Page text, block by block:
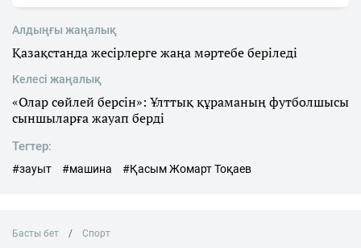
Алдыңғы жаңалық
Қазақстанда жесірлерге жаңа мәртебе беріледі
Келесі жаңалық
«Олар сөйлей берсін»: Ұлттық құраманың футболшысы
сыншыларға жауап берді
Тегтер:
#зауыт #машина #Қасым Жомарт Тоқаев
Басты бет Спорт